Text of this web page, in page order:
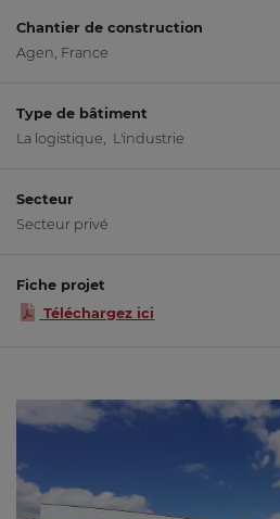
Chantier de construction
Agen, France
Type de bâtiment
La logistique, L'industrie
Secteur
Secteur privé
Fiche projet
Téléchargez ici